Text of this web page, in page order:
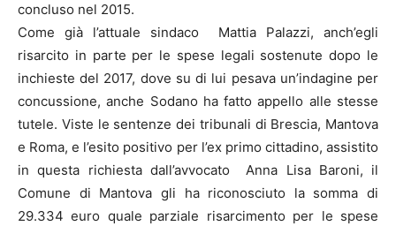
concluso nel 2015.
Come già l’attuale sindaco Mattia Palazzi, anch’egli
risarcito in parte per le spese legali sostenute dopo le
inchieste del 2017, dove su di lui pesava un’indagine per
concussione, anche Sodano ha fatto appello alle stesse
tutele. Viste le sentenze dei tribunali di Brescia, Mantova
e Roma, e l’esito positivo per l’ex primo cittadino, assistito
in questa richiesta dall’avvocato Anna Lisa Baroni, il
Comune di Mantova gli ha riconosciuto la somma di
29.334 euro quale parziale risarcimento per le spese